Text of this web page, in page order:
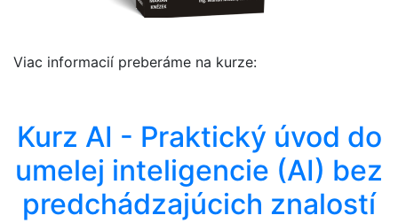
Viac informacií preberáme na kurze:
Kurz AI - Praktický úvod do
umelej inteligencie (AI) bez
predchádzajúcich znalostí